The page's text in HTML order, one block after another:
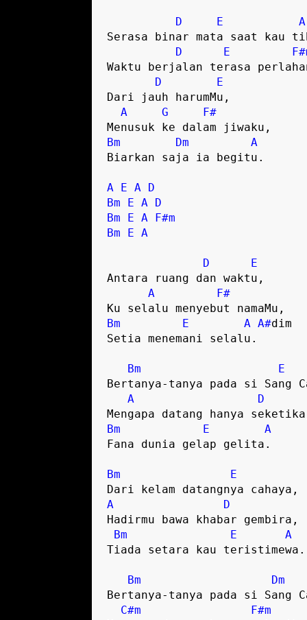
D E
A
Serasa binar mata saat kau
D
E
Waktu berjalan terasa
D
E
Dari jauh harumMu,
A
G
F#
Bm
Dm
A
Biarkan saja ia begitu.
A E A
D
Bm
E A
D
Bm
E A
F#m
Bm
E A
D
E
Antara ruang dan waktu,
A
F#
Bm
E A A#dim
Setia menemani selalu.
Bm
E
Bertanya-tanya pada si Sang
A
D
Bm
E
A
Fana dunia gelap gelita.
Bm
E
A
D
Hadirmu bawa khabar gembira,
Bm
E
A
Tiada setara kau teristimewa.
Bm
Dm
Bertanya-tanya pada si Sang
C#m
F#m